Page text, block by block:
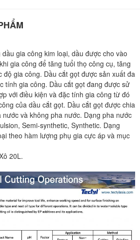
gia công kim loại, dầu được cho vào
gia công để tăng tuổi thọ công cụ, tăng
độ gia công. Dầu cắt gọt được sản xuất đa
tính gia công. Dầu cắt gọt đang được sử
với điều kiện và đặc tính gia công từ đó
của dầu cắt gọt. Dầu cắt gọt được chia
nước và không pha nước. Dạng pha nước
Semi-synthetic, Synthetic. Dạng
theo hàm lượng phụ gia cực áp và mục
20L.